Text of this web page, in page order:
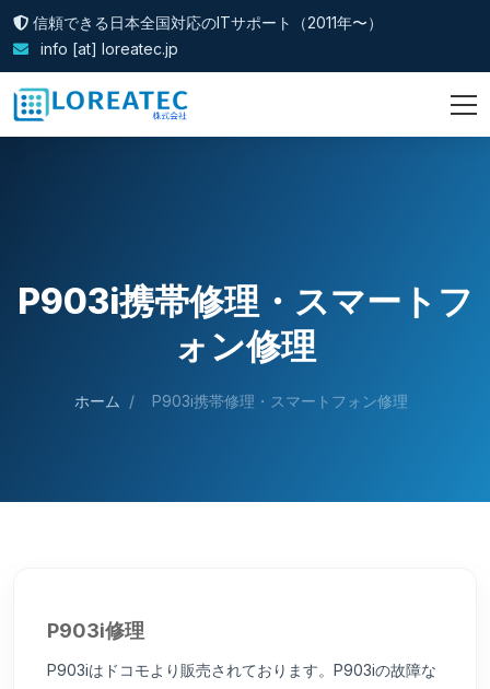
信頼できる日本全国対応のITサポート（2011年〜）
info [at] loreatec.jp
P903i携帯修理・スマートフ
ォン修理
ホーム / P903i携帯修理・スマートフォン修理
P903i修理
P903iはドコモより販売されております。P903iの故障な